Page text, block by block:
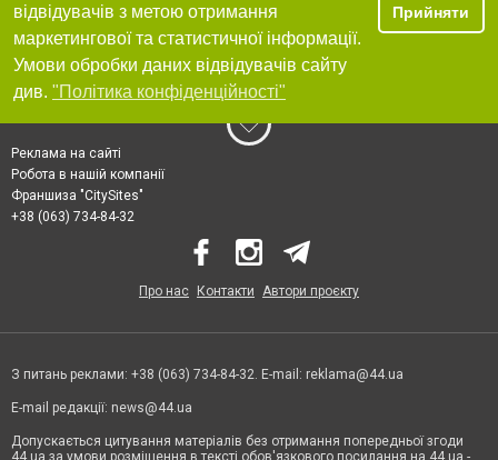
відвідувачів з метою отримання
маркетингової та статистичної інформації.
Умови обробки даних відвідувачів сайту
див. "Політика конфіденційності"
Прийняти
Реклама на сайті
Робота в нашій компанії
Франшиза "CitySites"
+38 (063) 734-84-32
Про нас Контакти Автори проєкту
З питань реклами: +38 (063) 734-84-32. E-mail: reklama@44.ua
E-mail редакції: news@44.ua
Допускається цитування матеріалів без отримання попередньої згоди
44.ua за умови розміщення в тексті обов'язкового посилання на 44.ua -